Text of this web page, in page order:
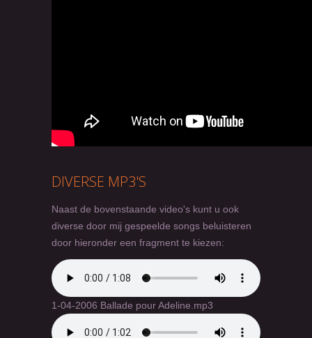
DIVERSE MP3'S
Naast de bovenstaande video's kunt u ook
diverse door mij gespeelde songs beluisteren
door hieronder een fragment te kiezen:
1-04-2006 Ballade pour Adeline.mp3